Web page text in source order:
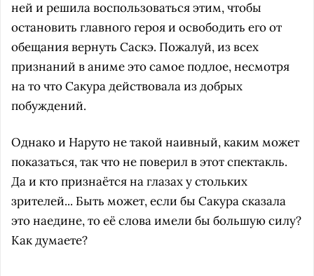
ней и решила воспользоваться этим, чтобы
остановить главного героя и освободить его от
обещания вернуть Саскэ. Пожалуй, из всех
признаний в аниме это самое подлое, несмотря
на то что Сакура действовала из добрых
побуждений.
Однако и Наруто не такой наивный, каким может
показаться, так что не поверил в этот спектакль.
Да и кто признаётся на глазах у стольких
зрителей... Быть может, если бы Сакура сказала
это наедине, то её слова имели бы большую силу?
Как думаете?